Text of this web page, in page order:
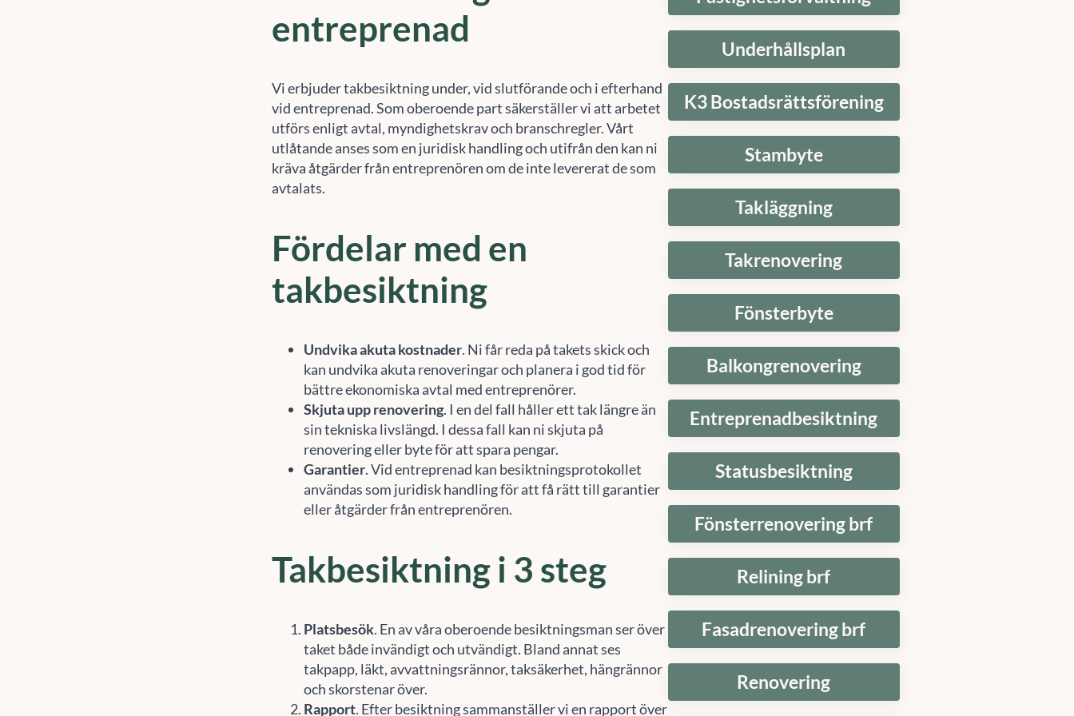
entreprenad
Vi erbjuder takbesiktning under, vid slutförande och i efterhand
vid entreprenad. Som oberoende part säkerställer vi att arbetet
utförs enligt avtal, myndighetskrav och branschregler. Vårt
utlåtande anses som en juridisk handling och utifrån den kan ni
kräva åtgärder från entreprenören om de inte levererat de som
avtalats.
Fördelar med en
takbesiktning
Undvika akuta kostnader. Ni får reda på takets skick och
kan undvika akuta renoveringar och planera i god tid för
bättre ekonomiska avtal med entreprenörer.
Skjuta upp renovering. I en del fall håller ett tak längre än
sin tekniska livslängd. I dessa fall kan ni skjuta på
renovering eller byte för att spara pengar.
Garantier. Vid entreprenad kan besiktningsprotokollet
användas som juridisk handling för att få rätt till garantier
eller åtgärder från entreprenören.
Takbesiktning i 3 steg
Platsbesök. En av våra oberoende besiktningsman ser över
taket både invändigt och utvändigt. Bland annat ses
takpapp, läkt, avvattningsrännor, taksäkerhet, hängrännor
och skorstenar över.
Rapport. Efter besiktning sammanställer vi en rapport över
Underhållsplan
K3 Bostadsrättsförening
Stambyte
Takläggning
Takrenovering
Fönsterbyte
Balkongrenovering
Entreprenadbesiktning
Statusbesiktning
Fönsterrenovering brf
Relining brf
Fasadrenovering brf
Renovering